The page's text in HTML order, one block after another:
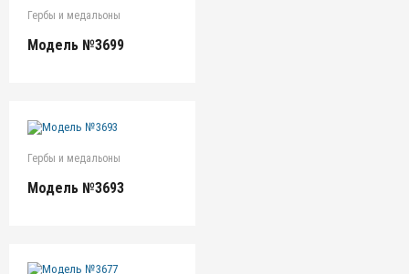
Гербы и медальоны
Модель №3699
Гербы и медальоны
Модель №3693